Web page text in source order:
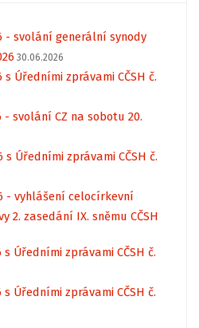
- svolání generální synody
30.06.2026
s Úředními zprávami CČSH č.
- svolání CZ na sobotu 20.
s Úředními zprávami CČSH č.
- vyhlášení celocírkevní
2. zasedání IX. sněmu CČSH
s Úředními zprávami CČSH č.
s Úředními zprávami CČSH č.